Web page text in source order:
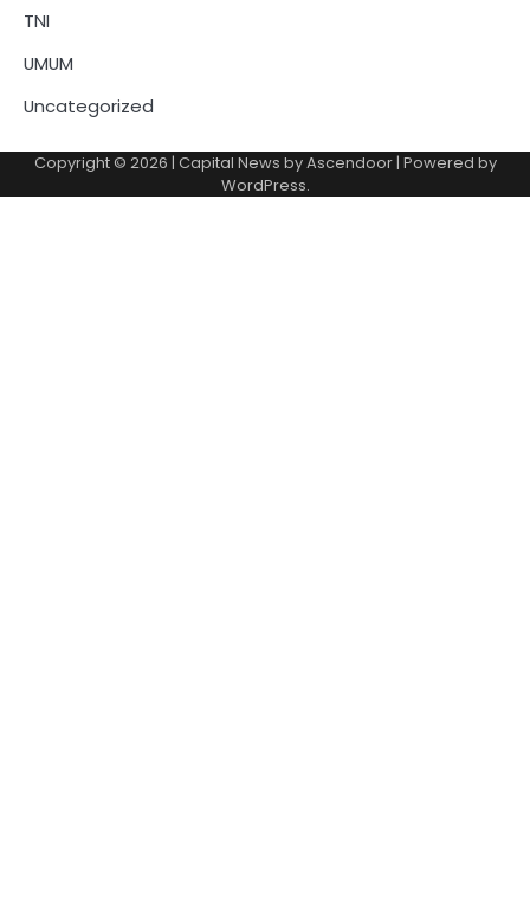
TNI
UMUM
Uncategorized
Copyright © 2026 | Capital News byAscendoor| Powered by
WordPress.